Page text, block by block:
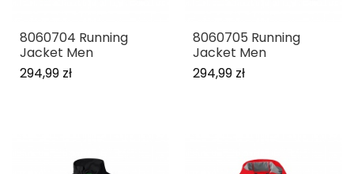
8060704 Running
Jacket Men
294,99 zł
8060705 Running
Jacket Men
294,99 zł